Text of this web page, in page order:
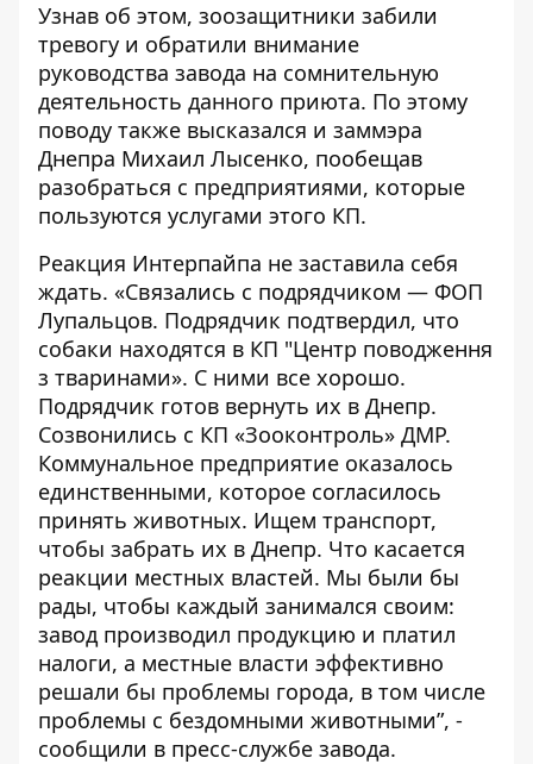
Узнав об этом, зоозащитники забили
тревогу и обратили внимание
руководства завода на сомнительную
деятельность данного приюта. По этому
поводу также высказался и заммэра
Днепра Михаил Лысенко, пообещав
разобраться с предприятиями, которые
пользуются услугами этого КП.
Реакция Интерпайпа не заставила себя
ждать. «Связались с подрядчиком — ФОП
Лупальцов. Подрядчик подтвердил, что
собаки находятся в КП "Центр поводження
з тваринами». С ними все хорошо.
Подрядчик готов вернуть их в Днепр.
Созвонились с КП «Зооконтроль» ДМР.
Коммунальное предприятие оказалось
единственными, которое согласилось
принять животных. Ищем транспорт,
чтобы забрать их в Днепр. Что касается
реакции местных властей. Мы были бы
рады, чтобы каждый занимался своим:
завод производил продукцию и платил
налоги, а местные власти эффективно
решали бы проблемы города, в том числе
проблемы с бездомными животными”, -
сообщили в пресс-службе завода.